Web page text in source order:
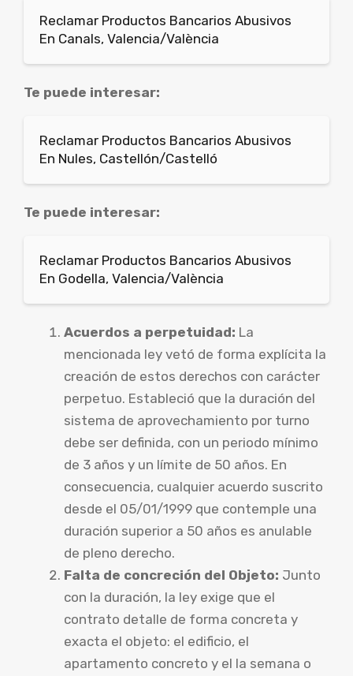
Reclamar Productos Bancarios Abusivos
En Canals, Valencia/València
Te puede interesar:
Reclamar Productos Bancarios Abusivos
En Nules, Castellón/Castelló
Te puede interesar:
Reclamar Productos Bancarios Abusivos
En Godella, Valencia/València
Acuerdos a perpetuidad: La
mencionada ley vetó de forma explícita la
creación de estos derechos con carácter
perpetuo. Estableció que la duración del
sistema de aprovechamiento por turno
debe ser definida, con un periodo mínimo
de 3 años y un límite de 50 años. En
consecuencia, cualquier acuerdo suscrito
desde el 05/01/1999 que contemple una
duración superior a 50 años es anulable
de pleno derecho.
Falta de concreción del Objeto: Junto
con la duración, la ley exige que el
contrato detalle de forma concreta y
exacta el objeto: el edificio, el
apartamento concreto y el la semana o